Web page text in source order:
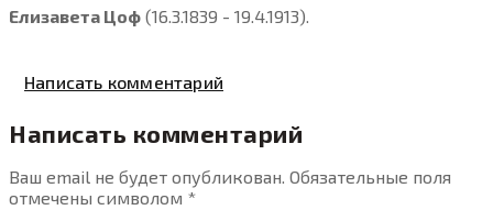
Елизавета Цоф (16.3.1839 - 19.4.1913).
Написать комментарий
Написать комментарий
Ваш email не будет опубликован. Обязательные поля
отмечены символом *